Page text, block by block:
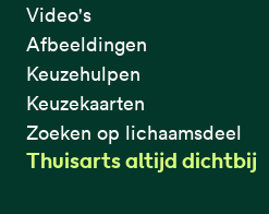
Video's
Afbeeldingen
Keuzehulpen
Keuzekaarten
Zoeken op lichaamsdeel
Thuisarts altijd dichtbij